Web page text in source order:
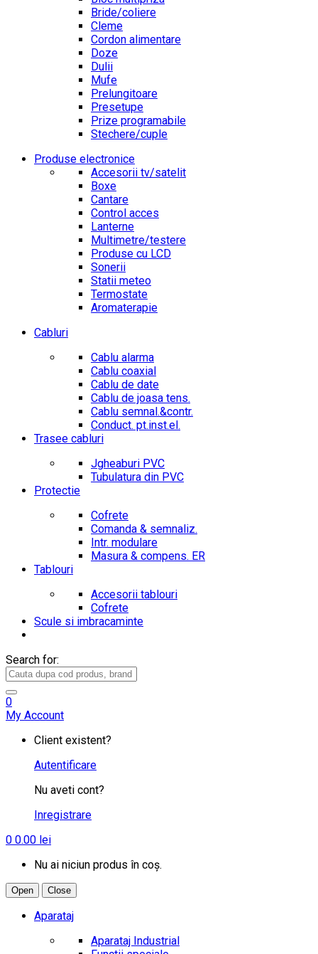
Bride/coliere
Cleme
Cordon alimentare
Doze
Dulii
Mufe
Prelungitoare
Presetupe
Prize programabile
Stechere/cuple
Produse electronice
Accesorii tv/satelit
Boxe
Cantare
Control acces
Lanterne
Multimetre/testere
Produse cu LCD
Sonerii
Statii meteo
Termostate
Aromaterapie
Cabluri
Cablu alarma
Cablu coaxial
Cablu de date
Cablu de joasa tens.
Cablu semnal.&contr.
Conduct. pt.inst.el.
Trasee cabluri
Jgheaburi PVC
Tubulatura din PVC
Protectie
Cofrete
Comanda & semnaliz.
Intr. modulare
Masura & compens. ER
Tablouri
Accesorii tablouri
Cofrete
Scule si imbracaminte
Search for:
0
My Account
Client existent?
Autentificare
Nu aveti cont?
Inregistrare
0 0.00 lei
Nu ai niciun produs în coș.
Open Close
Aparataj
Aparataj Industrial